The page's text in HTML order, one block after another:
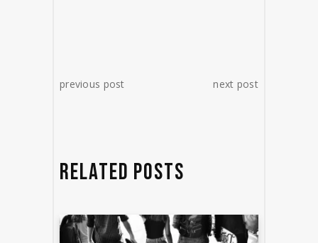
previous post next post
RELATED POSTS